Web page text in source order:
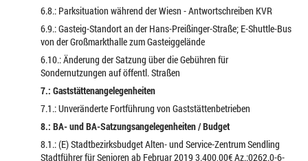
6.8.: Parksituation während der Wiesn - Antwortschreiben KVR
6.9.: Gasteig-Standort an der Hans-Preißinger-Straße; E-Shuttle-Bus
von der Großmarkthalle zum Gasteiggelände
6.10.: Änderung der Satzung über die Gebühren für
Sondernutzungen auf öffentl. Straßen
7.: Gaststättenangelegenheiten
7.1.: Unveränderte Fortführung von Gaststättenbetrieben
8.: BA- und BA-Satzungsangelegenheiten / Budget
8.1.: (E) Stadtbezirksbudget Alten- und Service-Zentrum Sendling
Stadtführer für Senioren ab Februar 2019 3.400,00€ Az.:0262.0-6-